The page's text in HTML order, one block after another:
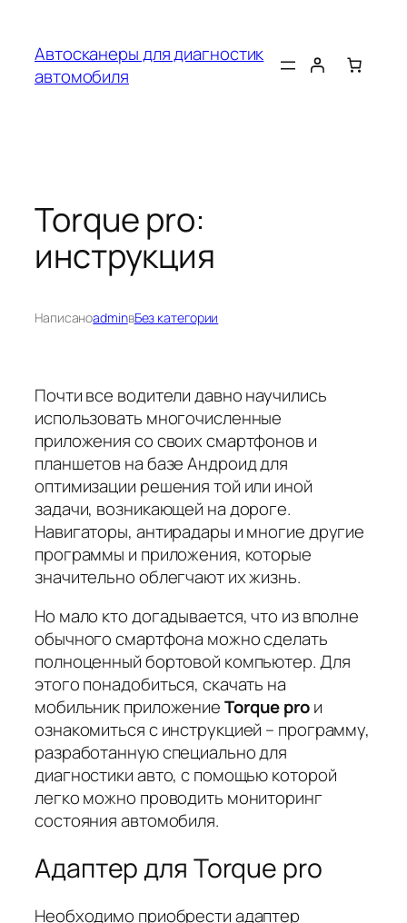
содержимому
Автосканеры для диагностик
автомобиля
Torque pro:
инструкция
НаписаноadminвБез категории
Почти все водители давно научились
использовать многочисленные
приложения со своих смартфонов и
планшетов на базе Андроид для
оптимизации решения той или иной
задачи, возникающей на дороге.
Навигаторы, антирадары и многие другие
программы и приложения, которые
значительно облегчают их жизнь.
Но мало кто догадывается, что из вполне
обычного смартфона можно сделать
полноценный бортовой компьютер. Для
этого понадобиться, скачать на
мобильник приложениеTorque proи
ознакомиться с инструкцией – программу,
разработанную специально для
диагностики авто, с помощью которой
легко можно проводить мониторинг
состояния автомобиля.
Адаптер для Torque pro
Необходимо приобрести адаптер